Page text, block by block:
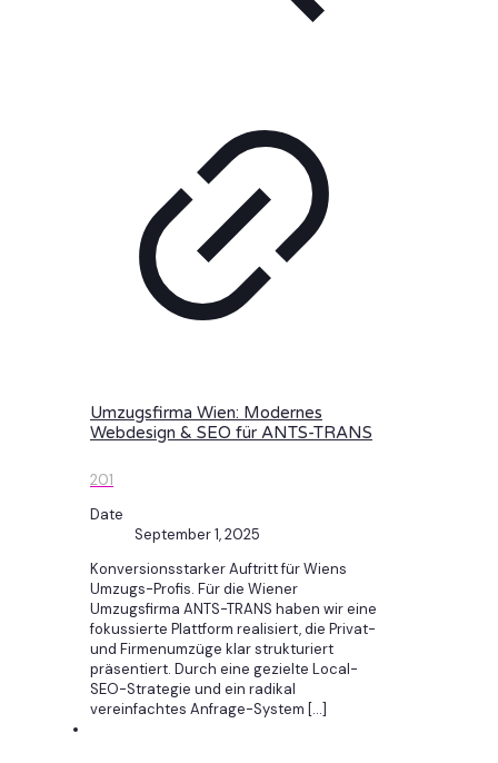
Umzugsfirma Wien: Modernes
Webdesign & SEO für ANTS-TRANS
201
Date
September 1, 2025
Konversionsstarker Auftritt für Wiens
Umzugs-Profis. Für die Wiener
Umzugsfirma ANTS-TRANS haben wir eine
fokussierte Plattform realisiert, die Privat-
und Firmenumzüge klar strukturiert
präsentiert. Durch eine gezielte Local-
SEO-Strategie und ein radikal
vereinfachtes Anfrage-System […]